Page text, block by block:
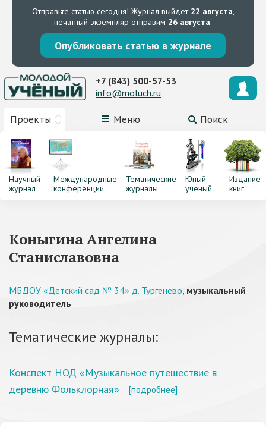
Отправьте статью сегодня! Журнал выйдет 22 августа,
печатный экземпляр отправим 26 августа.
Опубликовать статью в журнале
Проекты Меню Поиск
+7 (843) 500-57-53
info@moluch.ru
Научный
журнал
Международные
конференции
Тематические
журналы
Юный
ученый
Издание
книг
Коныгина Ангелина
Станиславовна
МБДОУ «Детский сад № 34» д. Тургенево, музыкальный
руководитель
Тематические журналы:
Конспект НОД «Музыкальное путешествие в
деревню Фольклорная»
[подробнее]